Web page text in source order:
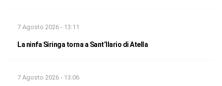
7 Agosto 2026 - 13:11
La ninfa Siringa torna a Sant’Ilario di Atella
7 Agosto 2026 - 13:06